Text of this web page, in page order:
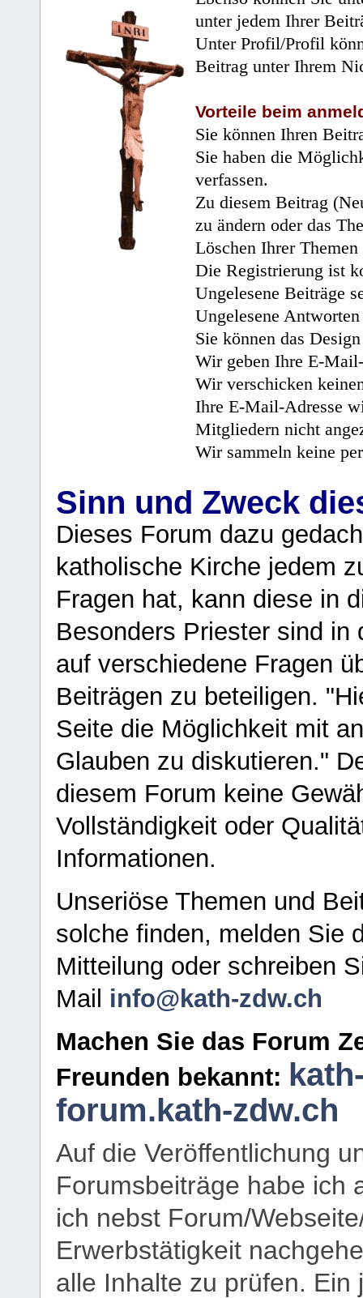
unter jedem Ihrer
Unter Profil/Profil
Beitrag unter Ihrem
Vorteile beim
Sie können Ihren
Sie haben die
verfassen.
Zu diesem Beitrag
zu ändern oder das
Löschen Ihrer
Die Registrierung ist
Ungelesene Beiträge
Ungelesene
Sie können das
Wir geben Ihre E-
Wir verschicken
Ihre E-Mail-Adresse
Mitgliedern nicht
Wir sammeln keine
Sinn und Zweck
Dieses Forum dazu
katholische Kirche jedem
Fragen hat, kann diese in
Besonders Priester sind in
auf verschiedene Fragen
Beiträgen zu beteiligen.
Seite die Möglichkeit mit
Glauben zu diskutieren."
diesem Forum keine
Vollständigkeit oder
Informationen.
Unseriöse Themen und
solche finden, melden Sie
Mitteilung oder schreiben
Mail info@kath-zdw.ch
Machen Sie das Forum
Freunden bekannt:
forum.kath-zdw.ch
Auf die Veröffentlichung
Forumsbeiträge habe ich
ich nebst Forum/
Erwerbstätigkeit
alle Inhalte zu prüfen.